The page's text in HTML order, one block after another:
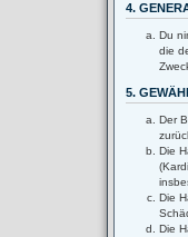
4.
Du
die
5.
Der
Die
Die
Die